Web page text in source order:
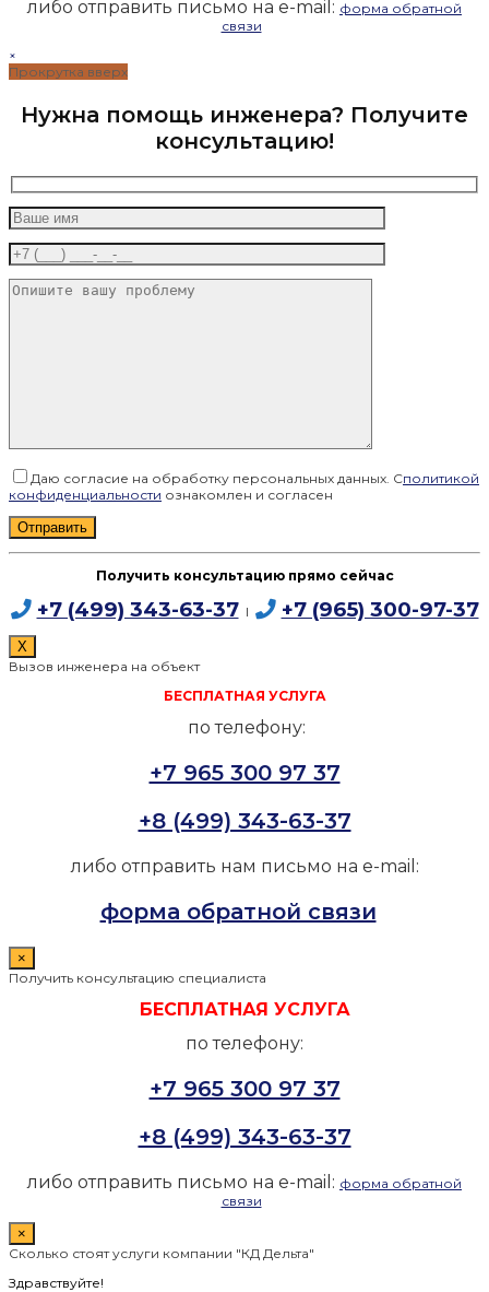
либо отправить письмо на e-mail: форма обратной
связи
×
Прокрутка вверх
Нужна помощь инженера? Получите
консультацию!
Даю согласие на обработку персональных данных. Сполитикой
конфиденциальности ознакомлен и согласен
Получить консультацию прямо сейчас
+7 (499) 343-63-37I +7 (965) 300-97-37
X
Вызов инженера на объект
БЕСПЛАТНАЯ УСЛУГА
по телефону:
+7 965 300 97 37
+8 (499) 343-63-37
либо отправить нам письмо на e-mail:
форма обратной связи
×
Получить консультацию специалиста
БЕСПЛАТНАЯ УСЛУГА
по телефону:
+7 965 300 97 37
+8 (499) 343-63-37
либо отправить письмо на e-mail: форма обратной
связи
×
Сколько стоят услуги компании "КД Дельта"
Здравствуйте!